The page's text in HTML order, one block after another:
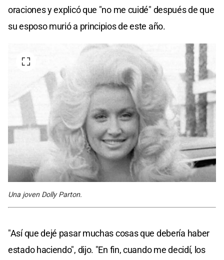
oraciones y explicó que "no me cuidé" después de que
su esposo murió a principios de este año.
Una joven Dolly Parton.
"Así que dejé pasar muchas cosas que debería haber
estado haciendo", dijo. "En fin, cuando me decidí, los